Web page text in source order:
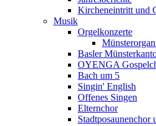
Kircheneintritt und
Musik
Orgelkonzerte
Basler
OYENGA
Bach um 5
Singin' English
Offenes Singen
Elternchor
Stadtposaunenchor